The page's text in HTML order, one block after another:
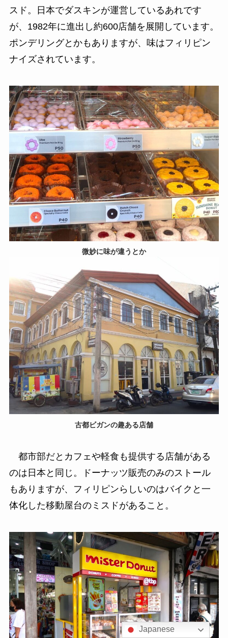
スド。日本でダスキンが運営しているあれです
が、1982年に進出し約600店舗を展開しています。
ポンデリングとかもありますが、味はフィリピン
ナイズされています。
微妙に味が違うとか
古都ビガンの趣ある店舗
都市部だとカフェや軽食も提供する店舗がある
のは日本と同じ。ドーナッツ販売のみのストール
もありますが、フィリピンらしいのはバイクと一
体化した移動屋台のミスドがあること。
Japanese